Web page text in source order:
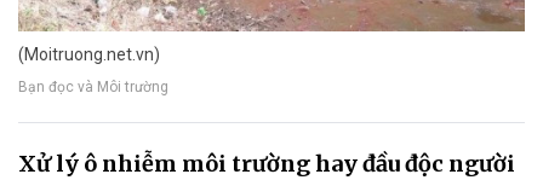
(Moitruong.net.vn)
Bạn đọc và Môi trường
Xử lý ô nhiễm môi trường hay đầu độc người